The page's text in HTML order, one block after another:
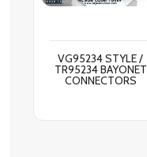
VG95234 STYLE /
TR95234 BAYONET
CONNECTORS